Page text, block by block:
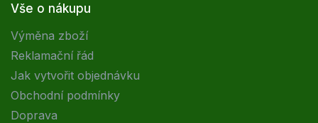
Vše o nákupu
Výměna zboží
Reklamační řád
Jak vytvořit objednávku
Obchodní podmínky
Doprava